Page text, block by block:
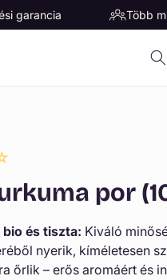
garancia Több
por
és tiszta: Kiváló
nyerik, kíméletesen
őrlik – erős aromáért és